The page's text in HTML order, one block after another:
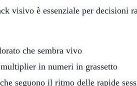
visivo è essenziale per decisioni
che sembra vivo
in numeri in grassetto
seguono il ritmo delle rapide